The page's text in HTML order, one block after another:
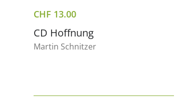
CHF 13.00
CD Hoffnung
Martin Schnitzer